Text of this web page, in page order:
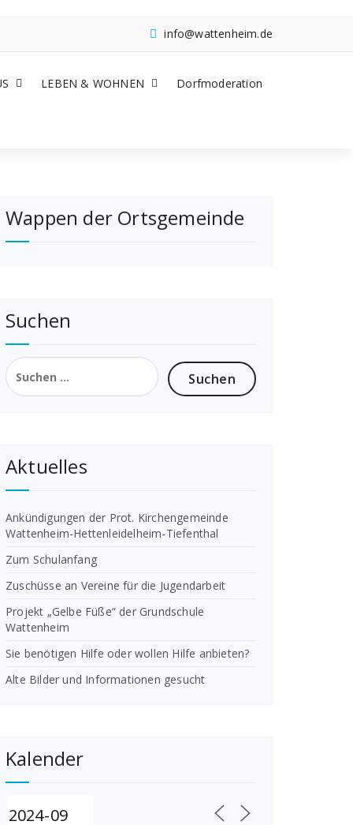
info@wattenheim.de
LEBEN & WOHNEN Dorfmoderation
Wappen der Ortsgemeinde
Suchen
Suchen
nach:
Aktuelles
Ankündigungen der Prot. Kirchengemeinde
Wattenheim-Hettenleidelheim-Tiefenthal
Zum Schulanfang
Zuschüsse an Vereine für die Jugendarbeit
Projekt „Gelbe Füße“ der Grundschule
Wattenheim
Sie benötigen Hilfe oder wollen Hilfe anbieten?
Alte Bilder und Informationen gesucht
Kalender